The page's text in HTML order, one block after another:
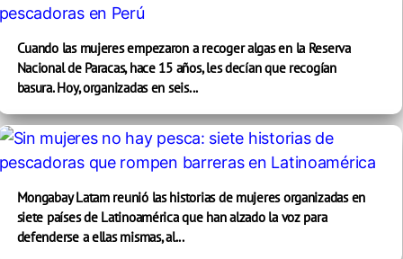
Cuando las mujeres empezaron a recoger algas en la Reserva
Nacional de Paracas, hace 15 años, les decían que recogían
basura. Hoy, organizadas en seis...
Mongabay Latam reunió las historias de mujeres organizadas en
siete países de Latinoamérica que han alzado la voz para
defenderse a ellas mismas, al...